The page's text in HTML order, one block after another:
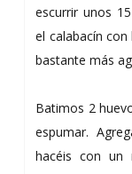
escurrir unos
el calabacín
bastante más
Batimos 2
espumar.
hacéis con un